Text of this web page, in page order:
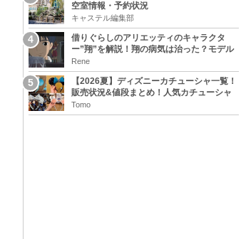
空室情報・予約状況
キャステル編集部
借りぐらしのアリエッティのキャラクタ
ー”翔”を解説！翔の病気は治った？モデル
は誰？
Rene
【2026夏】ディズニーカチューシャ一覧！
販売状況&値段まとめ！人気カチューシャ
をチェック
Tomo